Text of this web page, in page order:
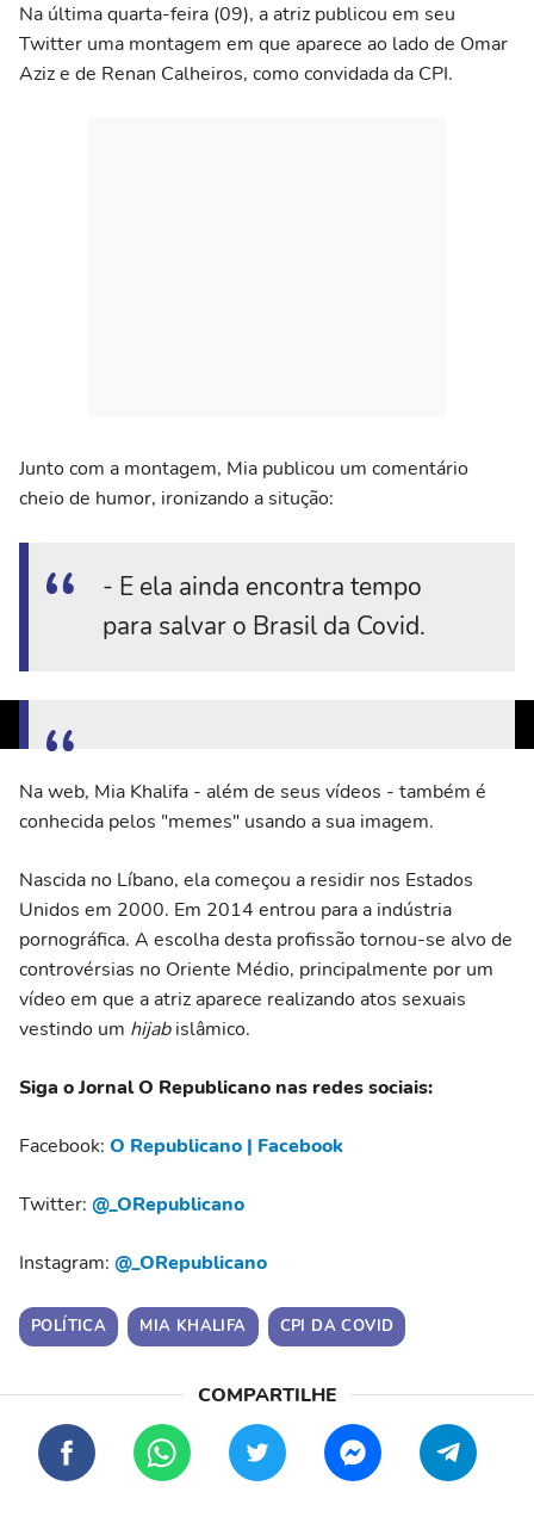
Na última quarta-feira (09), a atriz publicou em seu
Twitter uma montagem em que aparece ao lado de Omar
Aziz e de Renan Calheiros, como convidada da CPI.
Junto com a montagem, Mia publicou um comentário
cheio de humor, ironizando a situção:
- E ela ainda encontra tempo
para salvar o Brasil da Covid.
Na web, Mia Khalifa - além de seus vídeos - também é
conhecida pelos "memes" usando a sua imagem.
Nascida no Líbano, ela começou a residir nos Estados
Unidos em 2000. Em 2014 entrou para a indústria
pornográfica. A escolha desta profissão tornou-se alvo de
controvérsias no Oriente Médio, principalmente por um
vídeo em que a atriz aparece realizando atos sexuais
vestindo um hijabislâmico.
Siga o Jornal O Republicano nas redes sociais:
Facebook: O Republicano | Facebook
Twitter: @_ORepublicano
Instagram: @_ORepublicano
POLÍTICA MIA KHALIFA CPI DA COVID